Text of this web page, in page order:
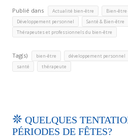
Publié dans Actualité bien-être Bien-être
Développement personnel Santé & Bien-être
Thérapeutes et professionnels du bien-être
Tag(s) bien-être développement personnel
santé thérapeute
QUELQUES
PÉRIODES DE FÊTES?